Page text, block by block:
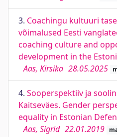
3. Coachingu kultuuri
võimalused Eesti
coaching culture and
development in the
Aas, Kirsika 28.05.2025
4. Sooperspektiiv ja
Kaitseväes. Gender
equality in Estonian
Aas, Sigrid 22.01.2019